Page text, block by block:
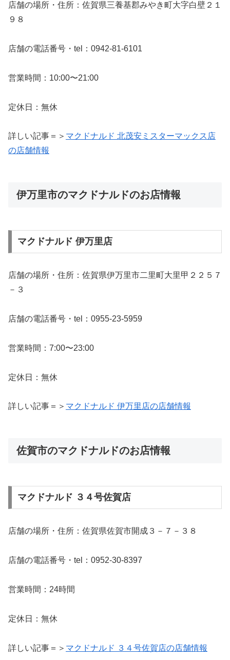
店舗の場所・住所：佐賀県三養基郡みやき町大字白壁２１
９８
店舗の電話番号・tel：0942-81-6101
営業時間：10:00〜21:00
定休日：無休
詳しい記事＝＞ マクドナルド 北茂安ミスターマックス店
の店舗情報
伊万里市のマクドナルドのお店情報
マクドナルド 伊万里店
店舗の場所・住所：佐賀県伊万里市二里町大里甲２２５７
－３
店舗の電話番号・tel：0955-23-5959
営業時間：7:00〜23:00
定休日：無休
詳しい記事＝＞ マクドナルド 伊万里店の店舗情報
佐賀市のマクドナルドのお店情報
マクドナルド ３４号佐賀店
店舗の場所・住所：佐賀県佐賀市開成３－７－３８
店舗の電話番号・tel：0952-30-8397
営業時間：24時間
定休日：無休
詳しい記事＝＞ マクドナルド ３４号佐賀店の店舗情報